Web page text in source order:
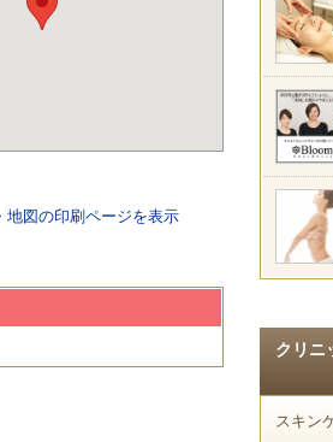
地図の印刷ページを表示
クリニ
スキン